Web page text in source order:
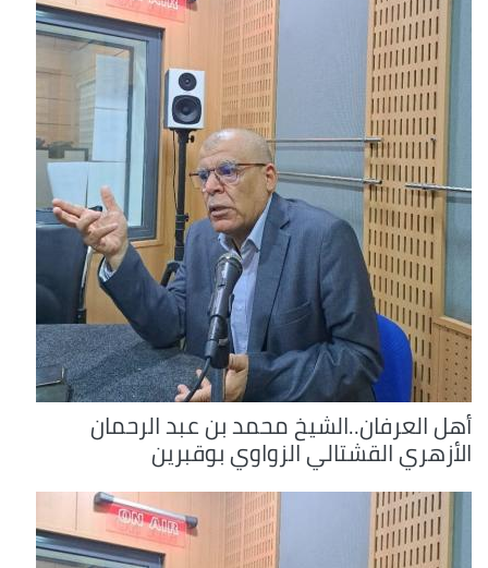
أهل العرفان..الشيخ محمد بن عبد الرحمان
الأزهري القشتالي الزواوي بوقبرين